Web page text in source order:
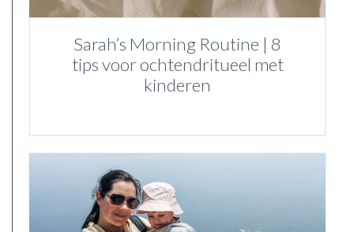
Sarah’s Morning Routine | 8
tips voor ochtendritueel met
kinderen